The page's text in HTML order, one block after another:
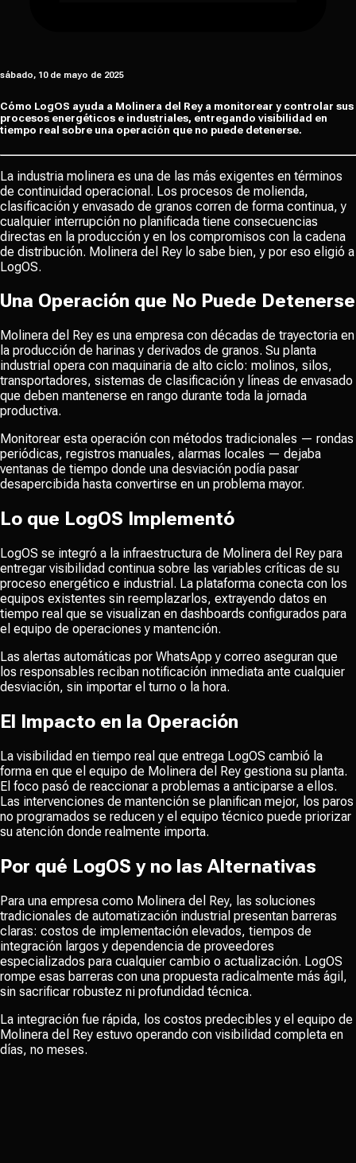
sábado, 10 de mayo de 2025
Cómo LogOS ayuda a Molinera del Rey a monitorear y controlar sus
procesos energéticos e industriales, entregando visibilidad en
tiempo real sobre una operación que no puede detenerse.
La industria molinera es una de las más exigentes en términos
de continuidad operacional. Los procesos de molienda,
clasificación y envasado de granos corren de forma continua, y
cualquier interrupción no planificada tiene consecuencias
directas en la producción y en los compromisos con la cadena
de distribución. Molinera del Rey lo sabe bien, y por eso eligió a
LogOS.
Una Operación que No Puede Detenerse
Molinera del Rey es una empresa con décadas de trayectoria en
la producción de harinas y derivados de granos. Su planta
industrial opera con maquinaria de alto ciclo: molinos, silos,
transportadores, sistemas de clasificación y líneas de envasado
que deben mantenerse en rango durante toda la jornada
productiva.
Monitorear esta operación con métodos tradicionales — rondas
periódicas, registros manuales, alarmas locales — dejaba
ventanas de tiempo donde una desviación podía pasar
desapercibida hasta convertirse en un problema mayor.
Lo que LogOS Implementó
LogOS se integró a la infraestructura de Molinera del Rey para
entregar visibilidad continua sobre las variables críticas de su
proceso energético e industrial. La plataforma conecta con los
equipos existentes sin reemplazarlos, extrayendo datos en
tiempo real que se visualizan en dashboards configurados para
el equipo de operaciones y mantención.
Las alertas automáticas por WhatsApp y correo aseguran que
los responsables reciban notificación inmediata ante cualquier
desviación, sin importar el turno o la hora.
El Impacto en la Operación
La visibilidad en tiempo real que entrega LogOS cambió la
forma en que el equipo de Molinera del Rey gestiona su planta.
El foco pasó de reaccionar a problemas a anticiparse a ellos.
Las intervenciones de mantención se planifican mejor, los paros
no programados se reducen y el equipo técnico puede priorizar
su atención donde realmente importa.
Por qué LogOS y no las Alternativas
Para una empresa como Molinera del Rey, las soluciones
tradicionales de automatización industrial presentan barreras
claras: costos de implementación elevados, tiempos de
integración largos y dependencia de proveedores
especializados para cualquier cambio o actualización. LogOS
rompe esas barreras con una propuesta radicalmente más ágil,
sin sacrificar robustez ni profundidad técnica.
La integración fue rápida, los costos predecibles y el equipo de
Molinera del Rey estuvo operando con visibilidad completa en
días, no meses.